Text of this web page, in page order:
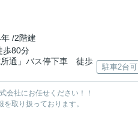
/2階建
歩80分
所通」バス停下車 徒歩
駐車2台可
会社にお任せください！！
取り扱っております。